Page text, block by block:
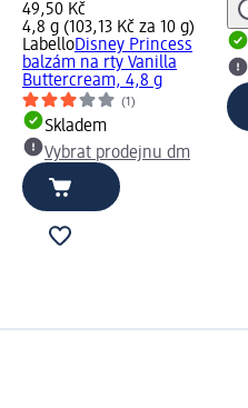
49,50 Kč
4,8 g (103,13 Kč za 10 g)
LabelloDisney Princess
balzám na rty Vanilla
Buttercream, 4,8 g
(1)
Skladem
Vybrat prodejnu dm